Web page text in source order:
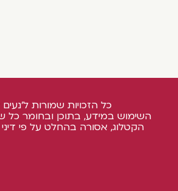
כל הזכויות שמורות ל'נעים
השימוש במידע, בתוכן ובחומר כל
הקטלוג, אסורה בהחלט על פי דיני